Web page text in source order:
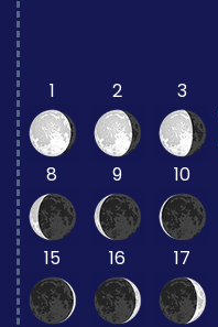
1 2 3
8 9 10
15 16 17